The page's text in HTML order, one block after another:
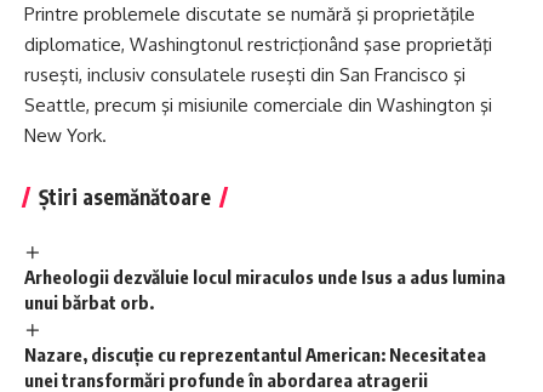
Printre problemele discutate se numără şi proprietăţile
diplomatice, Washingtonul restricţionând şase proprietăţi
ruseşti, inclusiv consulatele ruseşti din San Francisco şi
Seattle, precum şi misiunile comerciale din Washington şi
New York.
Știri asemănătoare
Arheologii dezvăluie locul miraculos unde Isus a adus lumina
unui bărbat orb.
Nazare, discuție cu reprezentantul American: Necesitatea
unei transformări profunde în abordarea atragerii